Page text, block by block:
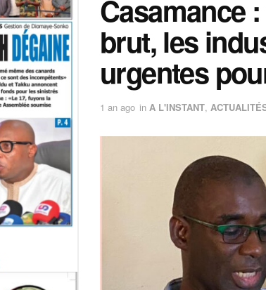
Casamance
brut, les
urgentes
1 an ago in A L'INSTANT,